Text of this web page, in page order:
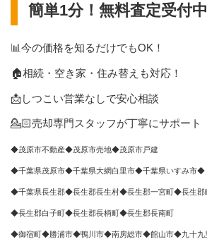
簡単1分！無料査定受付
📊今の価格を知るだけでもOK！
🏠相続・空き家・住み替えも対応！
📩しつこい営業なしで安心相談
💁🏻売却専門スタッフが丁寧にサポート
◆茂原市不動産◆茂原市売地◆茂原市戸建
◆千葉県茂原市◆千葉県大網白里市◆千葉県いすみ市◆
◆千葉県長生郡◆長生郡長生村◆長生郡一宮町◆長生郡
◆長生郡白子町◆長生郡長柄町◆長生郡長南町
◆御宿町◆勝浦市◆鴨川市◆南房総市◆館山市◆九十九